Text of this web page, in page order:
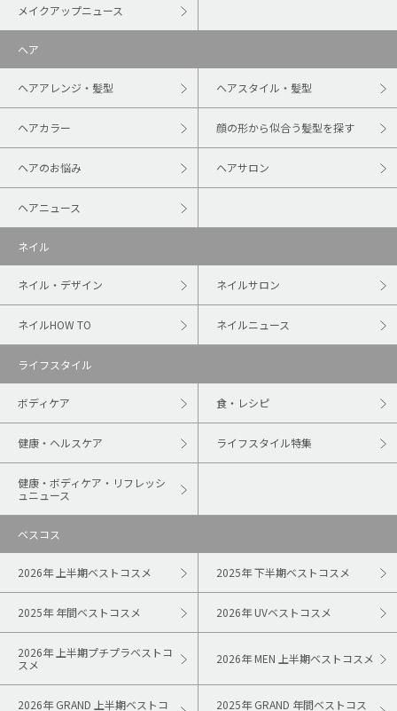
メイクアップニュース
ヘア
ヘアアレンジ・髪型 ヘアスタイル・髪型
ヘアカラー 顔の形から似合う髪型を探す
ヘアのお悩み ヘアサロン
ヘアニュース
ネイル
ネイル・デザイン ネイルサロン
ネイルHOW TO ネイルニュース
ライフスタイル
ボディケア 食・レシピ
健康・ヘルスケア ライフスタイル特集
健康・ボディケア・リフレッシ
ュニュース
ベスコス
2026年 上半期ベストコスメ 2025年 下半期ベストコスメ
2025年 年間ベストコスメ 2026年 UVベストコスメ
2026年 上半期プチプラベストコ
スメ
2026年 MEN 上半期ベストコスメ
2026年 GRAND 上半期ベストコ
2025年 GRAND 年間ベストコス